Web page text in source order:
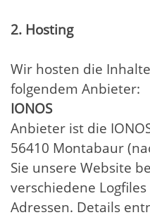
2. Hosting
Wir hosten die
folgendem Anbieter:
IONOS
Anbieter ist die
56410 Montabaur
Sie unsere Website
verschiedene
Adressen. Details